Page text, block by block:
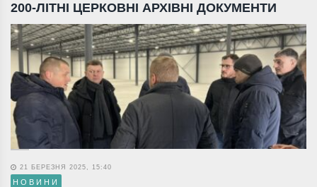
200-ЛІТНІ ЦЕРКОВНІ АРХІВНІ ДОКУМЕНТИ
21 БЕРЕЗНЯ 2025, 15:40
НОВИНИ